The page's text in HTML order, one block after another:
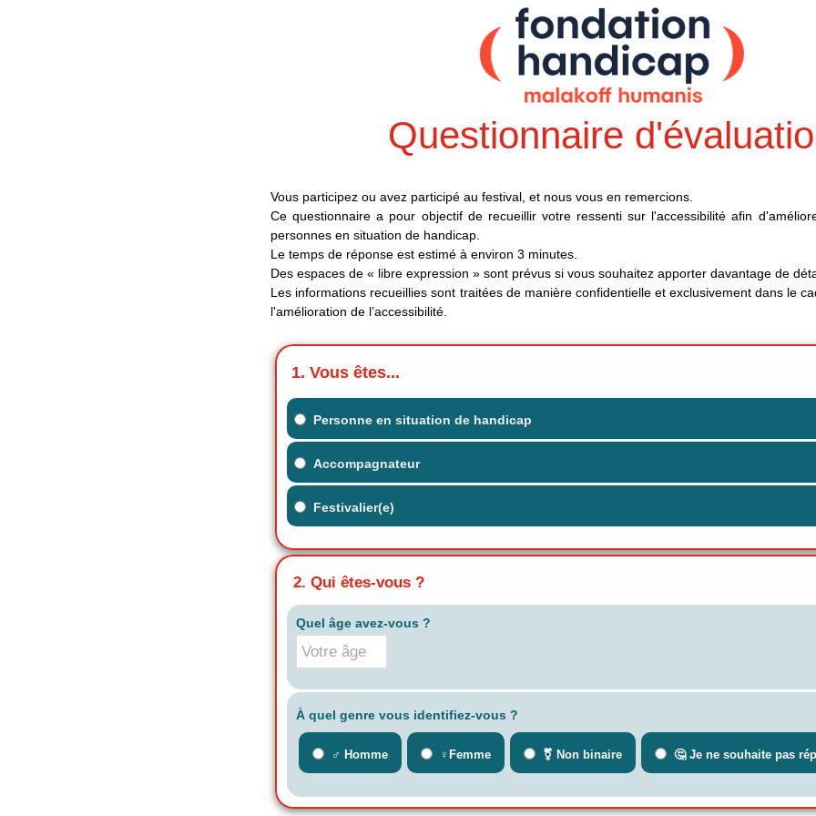
Questionnaire
Vous participez ou avez participé au festival, et nous vous en remercions.
Ce questionnaire a pour objectif de recueillir votre ressenti sur l'accessibilité afin
personnes en situation de handicap.
Le temps de réponse est estimé à environ 3 minutes.
Des espaces de « libre expression » sont prévus si vous souhaitez apporter davantage de
Les informations recueillies sont traitées de manière confidentielle et exclusivement dans le
l'amélioration de l’accessibilité.
1. Vous êtes...
Personne en situation de handicap
Accompagnateur
Festivalier(e)
2. Qui êtes-vous ?
Quel âge avez-vous ?
À quel genre vous identifiez-vous ?
♂️ Homme ♀️Femme ⚧ Non binaire 🤔 Je ne souhaite pas